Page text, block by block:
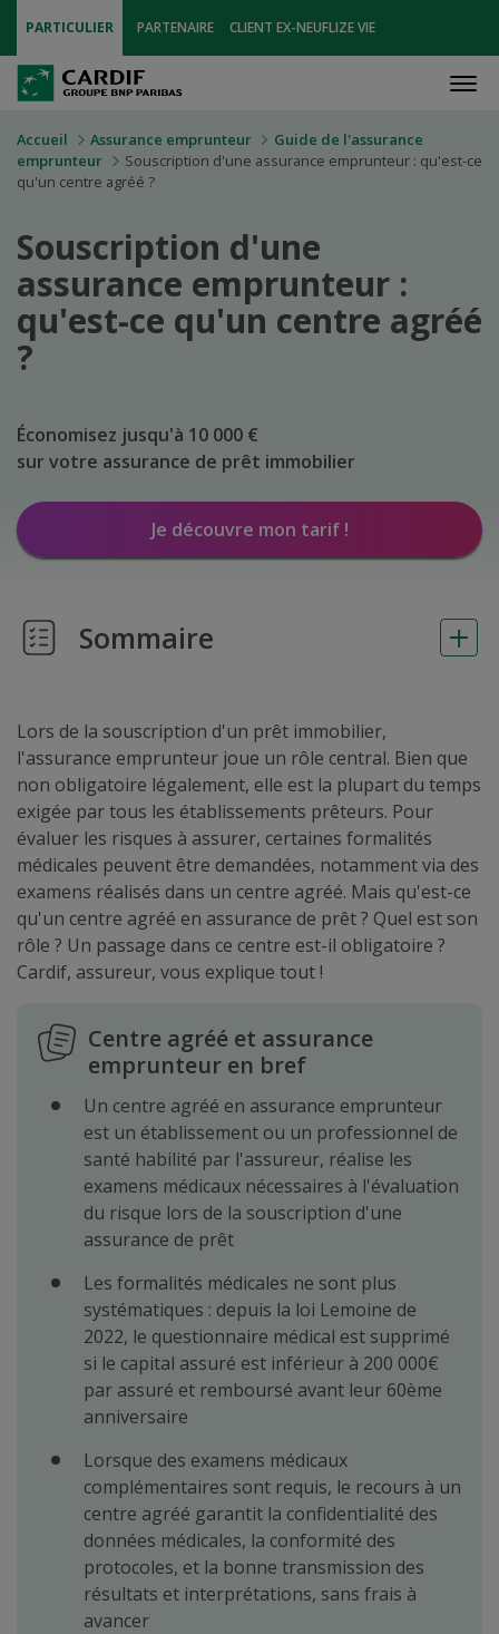
PARTICULIER PARTENAIRE CLIENT EX-NEUFLIZE VIE
Accueil Assurance emprunteur
Guide de l'assurance
emprunteur
Souscription d'une assurance emprunteur : qu'est-ce
qu'un centre agréé ?
Souscription d'une
assurance emprunteur :
qu'est-ce qu'un centre agréé
?
Économisez jusqu'à 10 000 €
sur votre assurance de prêt immobilier
Je découvre mon tarif !
Sommaire
Lors de la souscription d'un prêt immobilier,
l'assurance emprunteur joue un rôle central. Bien que
non obligatoire légalement, elle est la plupart du temps
exigée par tous les établissements prêteurs. Pour
évaluer les risques à assurer, certaines formalités
médicales peuvent être demandées, notamment via des
examens réalisés dans un centre agréé. Mais qu'est-ce
qu'un centre agréé en assurance de prêt ? Quel est son
rôle ? Un passage dans ce centre est-il obligatoire ?
Cardif, assureur, vous explique tout !
Centre agréé et assurance
emprunteur en bref
Un centre agréé en assurance emprunteur
est un établissement ou un professionnel de
santé habilité par l'assureur, réalise les
examens médicaux nécessaires à l'évaluation
du risque lors de la souscription d'une
assurance de prêt
Les formalités médicales ne sont plus
systématiques : depuis la loi Lemoine de
2022, le questionnaire médical est supprimé
si le capital assuré est inférieur à 200 000€
par assuré et remboursé avant leur 60ème
anniversaire
Lorsque des examens médicaux
complémentaires sont requis, le recours à un
centre agréé garantit la confidentialité des
données médicales, la conformité des
protocoles, et la bonne transmission des
résultats et interprétations, sans frais à
avancer